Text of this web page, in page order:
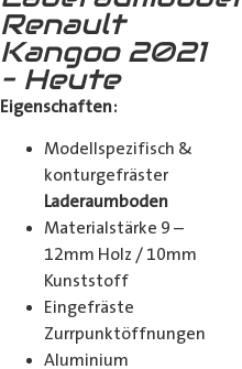
Renault
Kangoo 2021
– Heute
Eigenschaften:
Modellspezifisch &
konturgefräster
Laderaumboden
Materialstärke 9 –
12mm Holz / 10mm
Kunststoff
Eingefräste
Zurrpunktöffnungen
Aluminium